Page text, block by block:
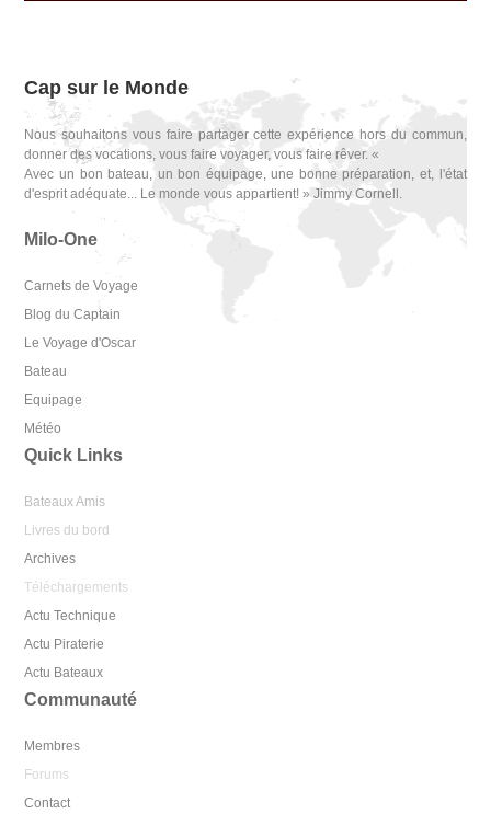
Cap sur le Monde
Nous souhaitons vous faire partager cette expérience hors du commun,
donner des vocations, vous faire voyager, vous faire rêver. «
Avec un bon bateau, un bon équipage, une bonne préparation, et, l'état
d'esprit adéquate... Le monde vous appartient! » Jimmy Cornell.
Milo-One
Carnets de Voyage
Blog du Captain
Le Voyage d'Oscar
Bateau
Equipage
Météo
Quick Links
Bateaux Amis
Livres du bord
Archives
Téléchargements
Actu Technique
Actu Piraterie
Actu Bateaux
Communauté
Membres
Forums
Contact